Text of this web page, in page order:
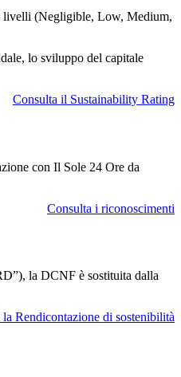
livelli (Negligible, Low, Medium,
lo sviluppo del capitale
Consulta il Sustainability Rating
con Il Sole 24 Ore da
Consulta i riconoscimenti
la DCNF è sostituita dalla
Rendicontazione di sostenibilità